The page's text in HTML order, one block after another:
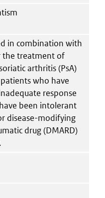
in combination with
the treatment of
arthritis (PsA)
who have
response
been intolerant
disease-modifying
drug (DMARD)